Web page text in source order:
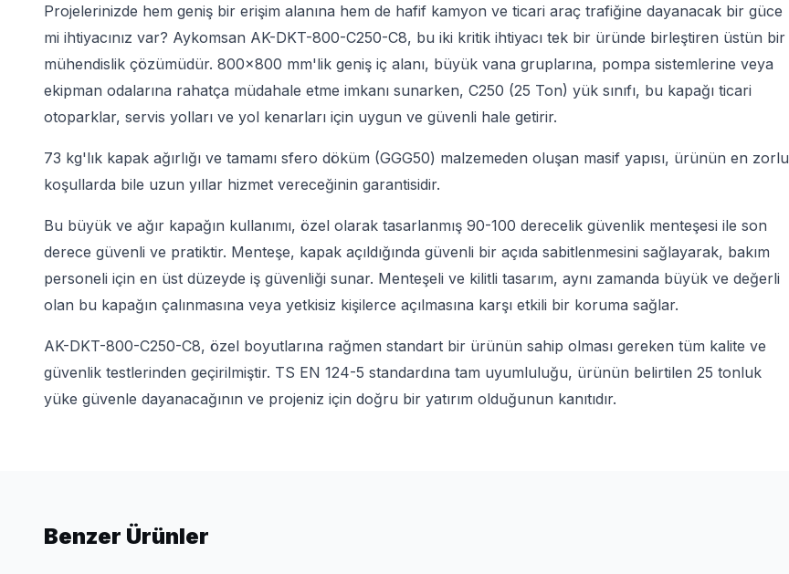
Projelerinizde hem geniş bir erişim alanına hem de hafif kamyon ve ticari araç trafiğine dayanacak bir güce
mi ihtiyacınız var? Aykomsan AK-DKT-800-C250-C8, bu iki kritik ihtiyacı tek bir üründe birleştiren üstün bir
mühendislik çözümüdür. 800x800 mm'lik geniş iç alanı, büyük vana gruplarına, pompa sistemlerine veya
ekipman odalarına rahatça müdahale etme imkanı sunarken, C250 (25 Ton) yük sınıfı, bu kapağı ticari
otoparklar, servis yolları ve yol kenarları için uygun ve güvenli hale getirir.
73 kg'lık kapak ağırlığı ve tamamı sfero döküm (GGG50) malzemeden oluşan masif yapısı, ürünün en zorlu
koşullarda bile uzun yıllar hizmet vereceğinin garantisidir.
Bu büyük ve ağır kapağın kullanımı, özel olarak tasarlanmış 90-100 derecelik güvenlik menteşesi ile son
derece güvenli ve pratiktir. Menteşe, kapak açıldığında güvenli bir açıda sabitlenmesini sağlayarak, bakım
personeli için en üst düzeyde iş güvenliği sunar. Menteşeli ve kilitli tasarım, aynı zamanda büyük ve değerli
olan bu kapağın çalınmasına veya yetkisiz kişilerce açılmasına karşı etkili bir koruma sağlar.
AK-DKT-800-C250-C8, özel boyutlarına rağmen standart bir ürünün sahip olması gereken tüm kalite ve
güvenlik testlerinden geçirilmiştir. TS EN 124-5 standardına tam uyumluluğu, ürünün belirtilen 25 tonluk
yüke güvenle dayanacağının ve projeniz için doğru bir yatırım olduğunun kanıtıdır.
Benzer Ürünler